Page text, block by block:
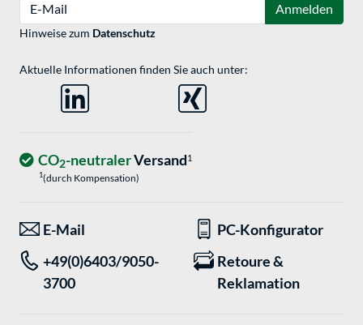
Anmelden
Hinweise zum Datenschutz
Aktuelle Informationen finden Sie auch unter:
CO2-neutralerVersand1
1(durch Kompensation)
E-Mail
PC-Konfigurator
+49(0)6403/9050-
3700
Retoure &
Reklamation